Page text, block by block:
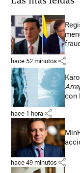
hace 52 minutos share
con
hace 1 hora share
hace 49 minutos share